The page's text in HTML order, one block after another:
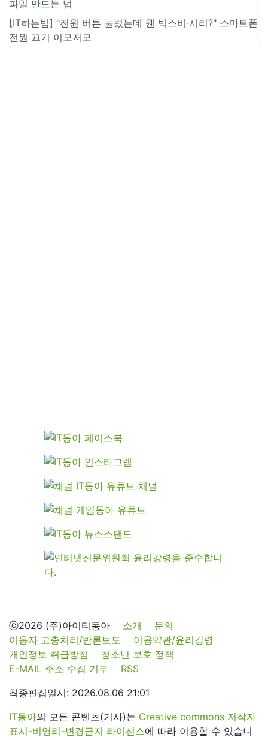
파일 만드는 법
[IT하는법] "전원 버튼 눌렀는데 웬 빅스비·시리?" 스마트폰
전원 끄기 이모저모
ⓒ2026 (주)아이티동아 소개
문의
이용자 고충처리/반론보도
이용약관/윤리강령
개인정보 취급방침
청소년 보호 정책
E-MAIL 주소 수집 거부
RSS
최종편집일시: 2026.08.06 21:01
IT동아의 모든 콘텐츠(기사)는 Creative commons 저작자
표시-비영리-변경금지 라이선스에 따라 이용할 수 있습니